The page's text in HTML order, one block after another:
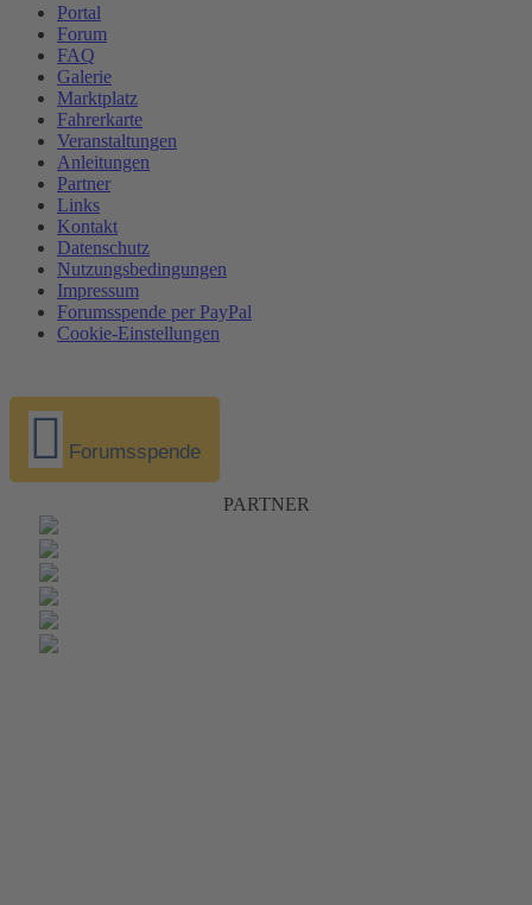
Portal
Forum
FAQ
Galerie
Marktplatz
Fahrerkarte
Veranstaltungen
Anleitungen
Partner
Links
Kontakt
Datenschutz
Nutzungsbedingungen
Impressum
Forumsspende per PayPal
Cookie-Einstellungen
Forumsspende
PARTNER